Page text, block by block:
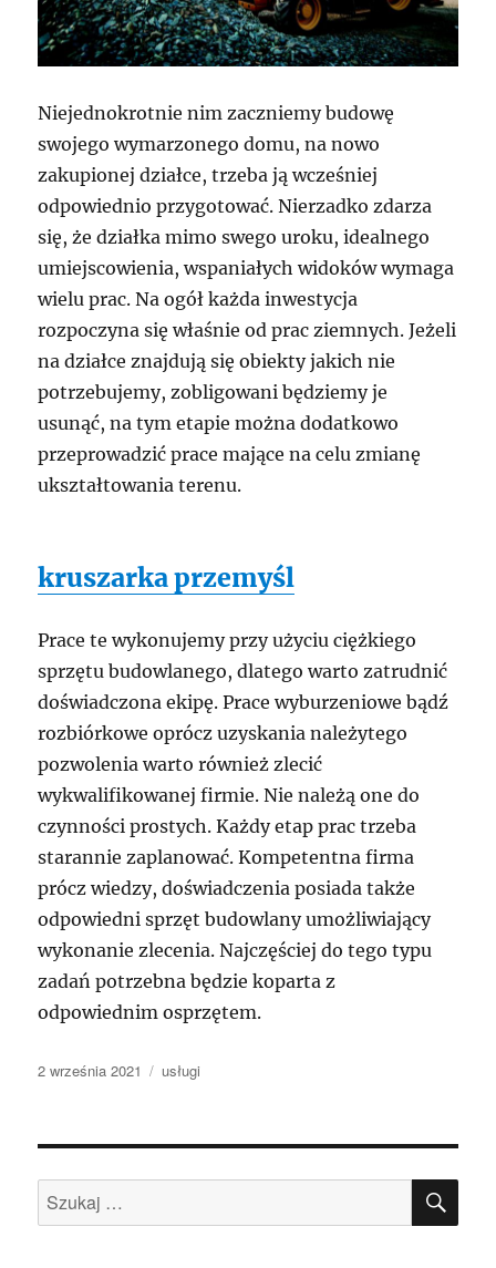
Niejednokrotnie nim zaczniemy budowę
swojego wymarzonego domu, na nowo
zakupionej działce, trzeba ją wcześniej
odpowiednio przygotować. Nierzadko zdarza
się, że działka mimo swego uroku, idealnego
umiejscowienia, wspaniałych widoków wymaga
wielu prac. Na ogół każda inwestycja
rozpoczyna się właśnie od prac ziemnych. Jeżeli
na działce znajdują się obiekty jakich nie
potrzebujemy, zobligowani będziemy je
usunąć, na tym etapie można dodatkowo
przeprowadzić prace mające na celu zmianę
ukształtowania terenu.
kruszarka przemyśl
Prace te wykonujemy przy użyciu ciężkiego
sprzętu budowlanego, dlatego warto zatrudnić
doświadczona ekipę. Prace wyburzeniowe bądź
rozbiórkowe oprócz uzyskania należytego
pozwolenia warto również zlecić
wykwalifikowanej firmie. Nie należą one do
czynności prostych. Każdy etap prac trzeba
starannie zaplanować. Kompetentna firma
prócz wiedzy, doświadczenia posiada także
odpowiedni sprzęt budowlany umożliwiający
wykonanie zlecenia. Najczęściej do tego typu
zadań potrzebna będzie koparta z
odpowiednim osprzętem.
Data
2 września 2021 Kategorie
usługi
Szukaj: